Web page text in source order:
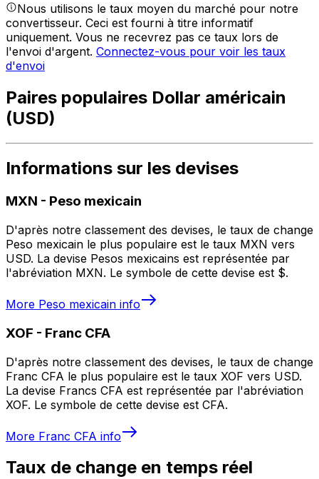
Nous utilisons le taux moyen du marché pour notre
convertisseur. Ceci est fourni à titre informatif
uniquement. Vous ne recevrez pas ce taux lors de
l'envoi d'argent. Connectez-vous pour voir les taux
d'envoi
Paires populaires Dollar américain
(USD)
Informations sur les devises
MXN - Peso mexicain
D'après notre classement des devises, le taux de change
Peso mexicain le plus populaire est le taux MXN vers
USD. La devise Pesos mexicains est représentée par
l'abréviation MXN. Le symbole de cette devise est $.
More Peso mexicain info
XOF - Franc CFA
D'après notre classement des devises, le taux de change
Franc CFA le plus populaire est le taux XOF vers USD.
La devise Francs CFA est représentée par l'abréviation
XOF. Le symbole de cette devise est CFA.
More Franc CFA info
Taux de change en temps réel